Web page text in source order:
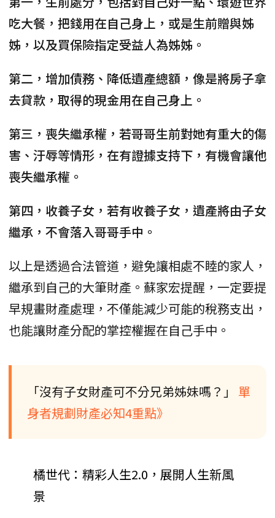
吃大餐，把錢用在自己身上，或是生前贈與姊
姊，以及買保險指定受益人為姊姊。
第二，增加債務、降低遺產總額，像是將房子拿
去貸款，取得的現金用在自己身上。
第三，喪失繼承權，若哥哥生前對她有重大的傷
害、汙辱等情形，在有證據支持下，有機會讓他
喪失繼承權。
第四，收養子女，若有收養子女，遺產將由子女
繼承，不會落入哥哥手中。
以上是透過合法管道，避免讓相處不睦的家人，
繼承到自己的大筆財產。蘇家宏提醒，一定要提
早規畫財產處理，不僅能減少可能的稅務支出，
也能讓財產分配的掌控權握在自己手中。
「沒有子女財產可不分兄弟姊妹嗎？」 單
身者規劃財產必知4重點》
橘世代：精彩人生2.0，展開人生新風
景